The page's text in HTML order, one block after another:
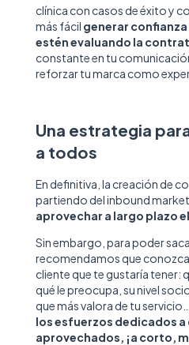
clínica con casos de éxito y
más fácil generar confianza
estén evaluando la
constante en tu
reforzar tu marca como
Una estrategia
a todos
En definitiva, la creación de
partiendo del inbound
aprovechar a largo plazo
Sin embargo, para poder
recomendamos que
cliente que te gustaría tener:
qué le preocupa, su nivel
que más valora de tu servicio…
los esfuerzos dedicados
aprovechados, ¡a corto,